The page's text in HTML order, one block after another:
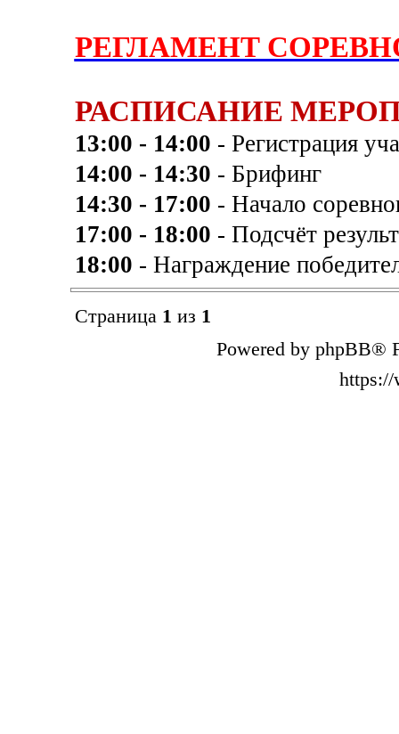
РЕГЛАМЕНТ
РАСПИСАНИЕ
13:00 - 14:00 - Регистрация
14:00 - 14:30 - Брифинг
14:30 - 17:00 - Начало
17:00 - 18:00 - Подсчёт
18:00 - Награждение
Страница 1 из 1
Powered by phpBB®
https://